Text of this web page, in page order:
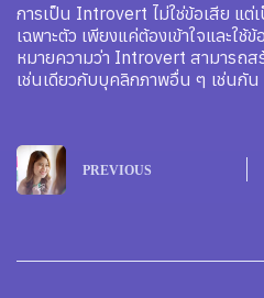
การเป็น Introvert ไม่ใช่ข้อเสีย แ
เฉพาะตัว เพียงแค่ต้องเข้าใจและใช้
หมายความว่า Introvert สามารถส
เช่นเดียวกับบุคลิกภาพอื่น ๆ เช่นกัน
PREVIOUS